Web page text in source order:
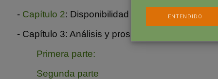
- Capítulo 2: Disponibilidad temporal del recurso
- Capítulo 3: Análisis y prospectiva de costes
Primera parte:
Segunda parte
ENTENDIDO